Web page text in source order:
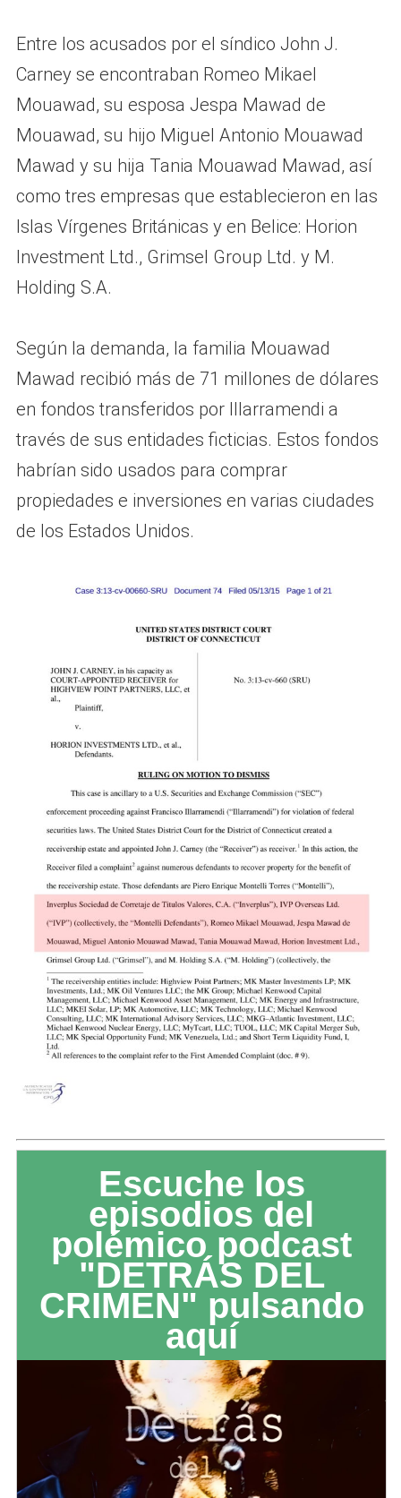
Entre los acusados por el síndico John J.
Carney se encontraban Romeo Mikael
Mouawad, su esposa Jespa Mawad de
Mouawad, su hijo Miguel Antonio Mouawad
Mawad y su hija Tania Mouawad Mawad, así
como tres empresas que establecieron en las
Islas Vírgenes Británicas y en Belice: Horion
Investment Ltd., Grimsel Group Ltd. y M.
Holding S.A.
Según la demanda, la familia Mouawad
Mawad recibió más de 71 millones de dólares
en fondos transferidos por Illarramendi a
través de sus entidades ficticias. Estos fondos
habrían sido usados para comprar
propiedades e inversiones en varias ciudades
de los Estados Unidos.
Escuche los
episodios del
polémico podcast
"DETRÁS DEL
CRIMEN" pulsando
aquí